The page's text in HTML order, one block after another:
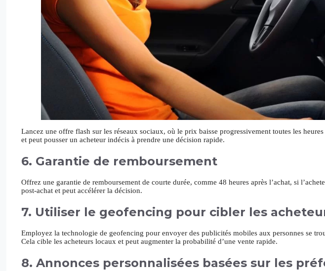
Lancez une offre flash sur les réseaux sociaux, où le prix baisse progressivement toutes les
et peut pousser un acheteur indécis à prendre une décision rapide.
6. Garantie de remboursement
Offrez une garantie de remboursement de courte durée, comme 48 heures après l’achat, si
post-achat et peut accélérer la décision.
7. Utiliser le geofencing pour cibler les
Employez la technologie de geofencing pour envoyer des publicités mobiles aux personnes se
Cela cible les acheteurs locaux et peut augmenter la probabilité d’une vente rapide.
8. Annonces personnalisées basées sur les